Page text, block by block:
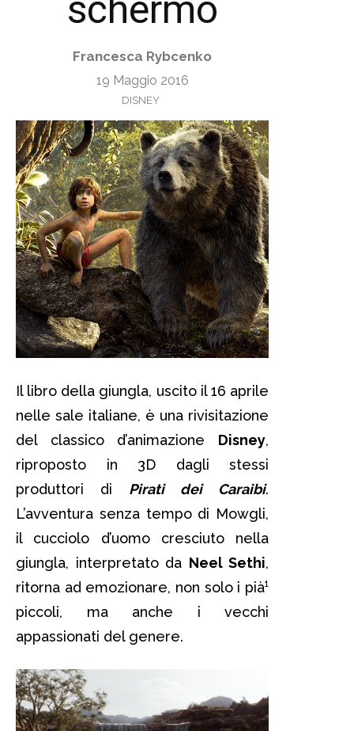
schermo
Francesca Rybcenko
19 Maggio 2016
DISNEY
Il libro della giungla, uscito il 16 aprile
nelle sale italiane, è una rivisitazione
del classico d’animazione Disney,
riproposto in 3D dagli stessi
produttori di Pirati dei Caraibi.
L’avventura senza tempo di Mowgli,
il cucciolo d’uomo cresciuto nella
giungla, interpretato da Neel Sethi,
ritorna ad emozionare, non solo i pià¹
piccoli, ma anche i vecchi
appassionati del genere.